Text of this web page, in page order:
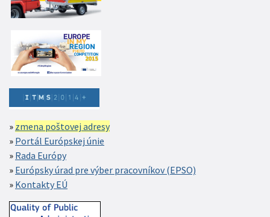
zmena poštovej adresy
Portál Európskej únie
Rada Európy
Európsky úrad pre výber pracovníkov (EPSO)
Kontakty EÚ